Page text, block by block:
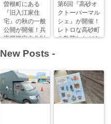
曽根町にある
『旧入江家住
宅』の秋の一般
公開が開催！兵
庫県指定文化財
第6回『高砂オ
クトーバーマル
シェ』が開催！
レトロな高砂町
を散策しながら
New Posts -